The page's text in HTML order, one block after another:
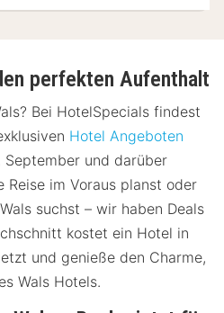
perfekten Aufenthalt
Bei HotelSpecials findest
Hotel Angeboten
September und darüber
Reise im Voraus planst oder
suchst – wir haben Deals
kostet ein Hotel in
und genieße den Charme,
Wals Hotels.